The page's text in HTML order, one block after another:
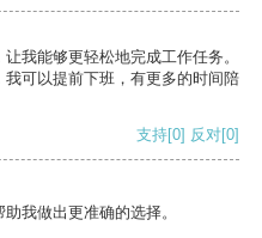
我能够更轻松地完成工作任务。
可以提前下班，有更多的时间陪
支持[0] 反对[0]
我做出更准确的选择。